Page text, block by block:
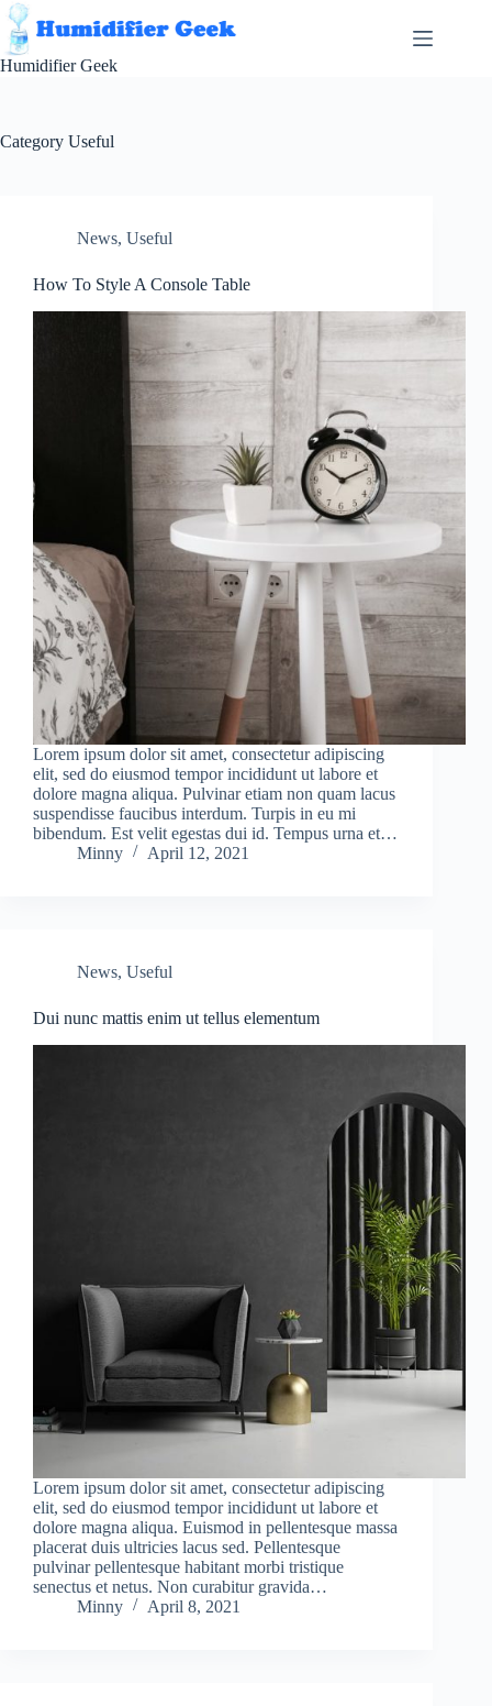
Skip
to
content
Humidifier Geek
Category Useful
News, Useful
How To Style A Console Table
Lorem ipsum dolor sit amet, consectetur adipiscing
elit, sed do eiusmod tempor incididunt ut labore et
dolore magna aliqua. Pulvinar etiam non quam lacus
suspendisse faucibus interdum. Turpis in eu mi
bibendum. Est velit egestas dui id. Tempus urna et…
Minny
April 12, 2021
News, Useful
Dui nunc mattis enim ut tellus elementum
Lorem ipsum dolor sit amet, consectetur adipiscing
elit, sed do eiusmod tempor incididunt ut labore et
dolore magna aliqua. Euismod in pellentesque massa
placerat duis ultricies lacus sed. Pellentesque
pulvinar pellentesque habitant morbi tristique
senectus et netus. Non curabitur gravida…
Minny
April 8, 2021